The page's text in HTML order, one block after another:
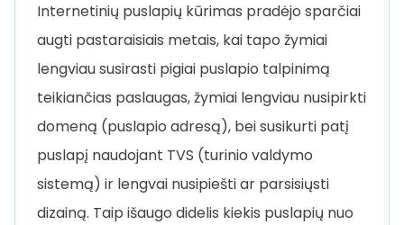
Internetinių puslapių kūrimas pradėjo sparčiai
augti pastaraisiais metais, kai tapo žymiai
lengviau susirasti pigiai puslapio talpinimą
teikiančias paslaugas, žymiai lengviau nusipirkti
domeną (puslapio adresą), bei susikurti patį
puslapį naudojant TVS (turinio valdymo
sistemą) ir lengvai nusipiešti ar parsisiųsti
dizainą. Taip išaugo didelis kiekis puslapių nuo